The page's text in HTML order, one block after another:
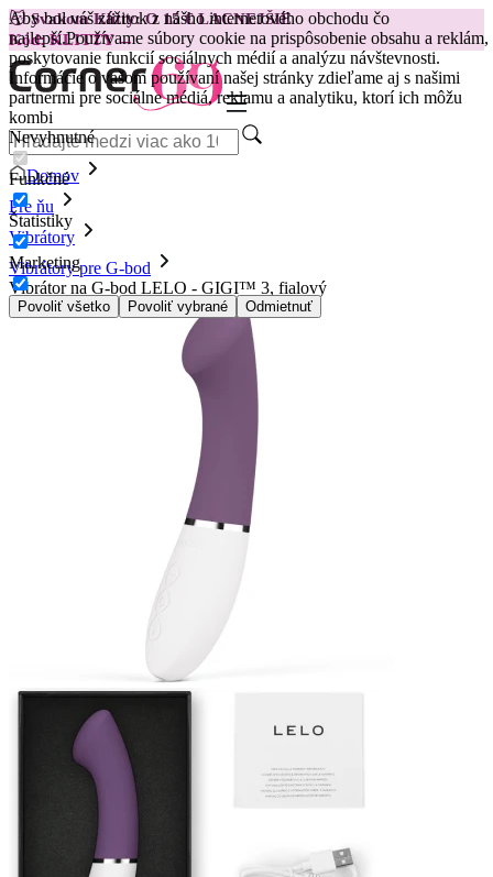
Aby bol váš zážitok z nášho internetového obchodu čo
najlepší.Používame súbory cookie na prispôsobenie obsahu a reklám,
poskytovanie funkcií sociálnych médií a analýzu návštevnosti.
Informácie o vašom používaní našej stránky zdieľame aj s našimi
partnermi pre sociálne médiá, reklamu a analytiku, ktorí ich môžu
kombi
Nevyhnutné
Funkčné
Štatistiky
Marketing
Povoliť všetko Povoliť vybrané Odmietnuť
😽Svakom Klitty: O 15 € LACNEJŠIE
Kód: KLITTY →
Domov
Pre ňu
Vibrátory
Vibrátory pre G-bod
Vibrátor na G-bod LELO - GIGI™ 3, fialový